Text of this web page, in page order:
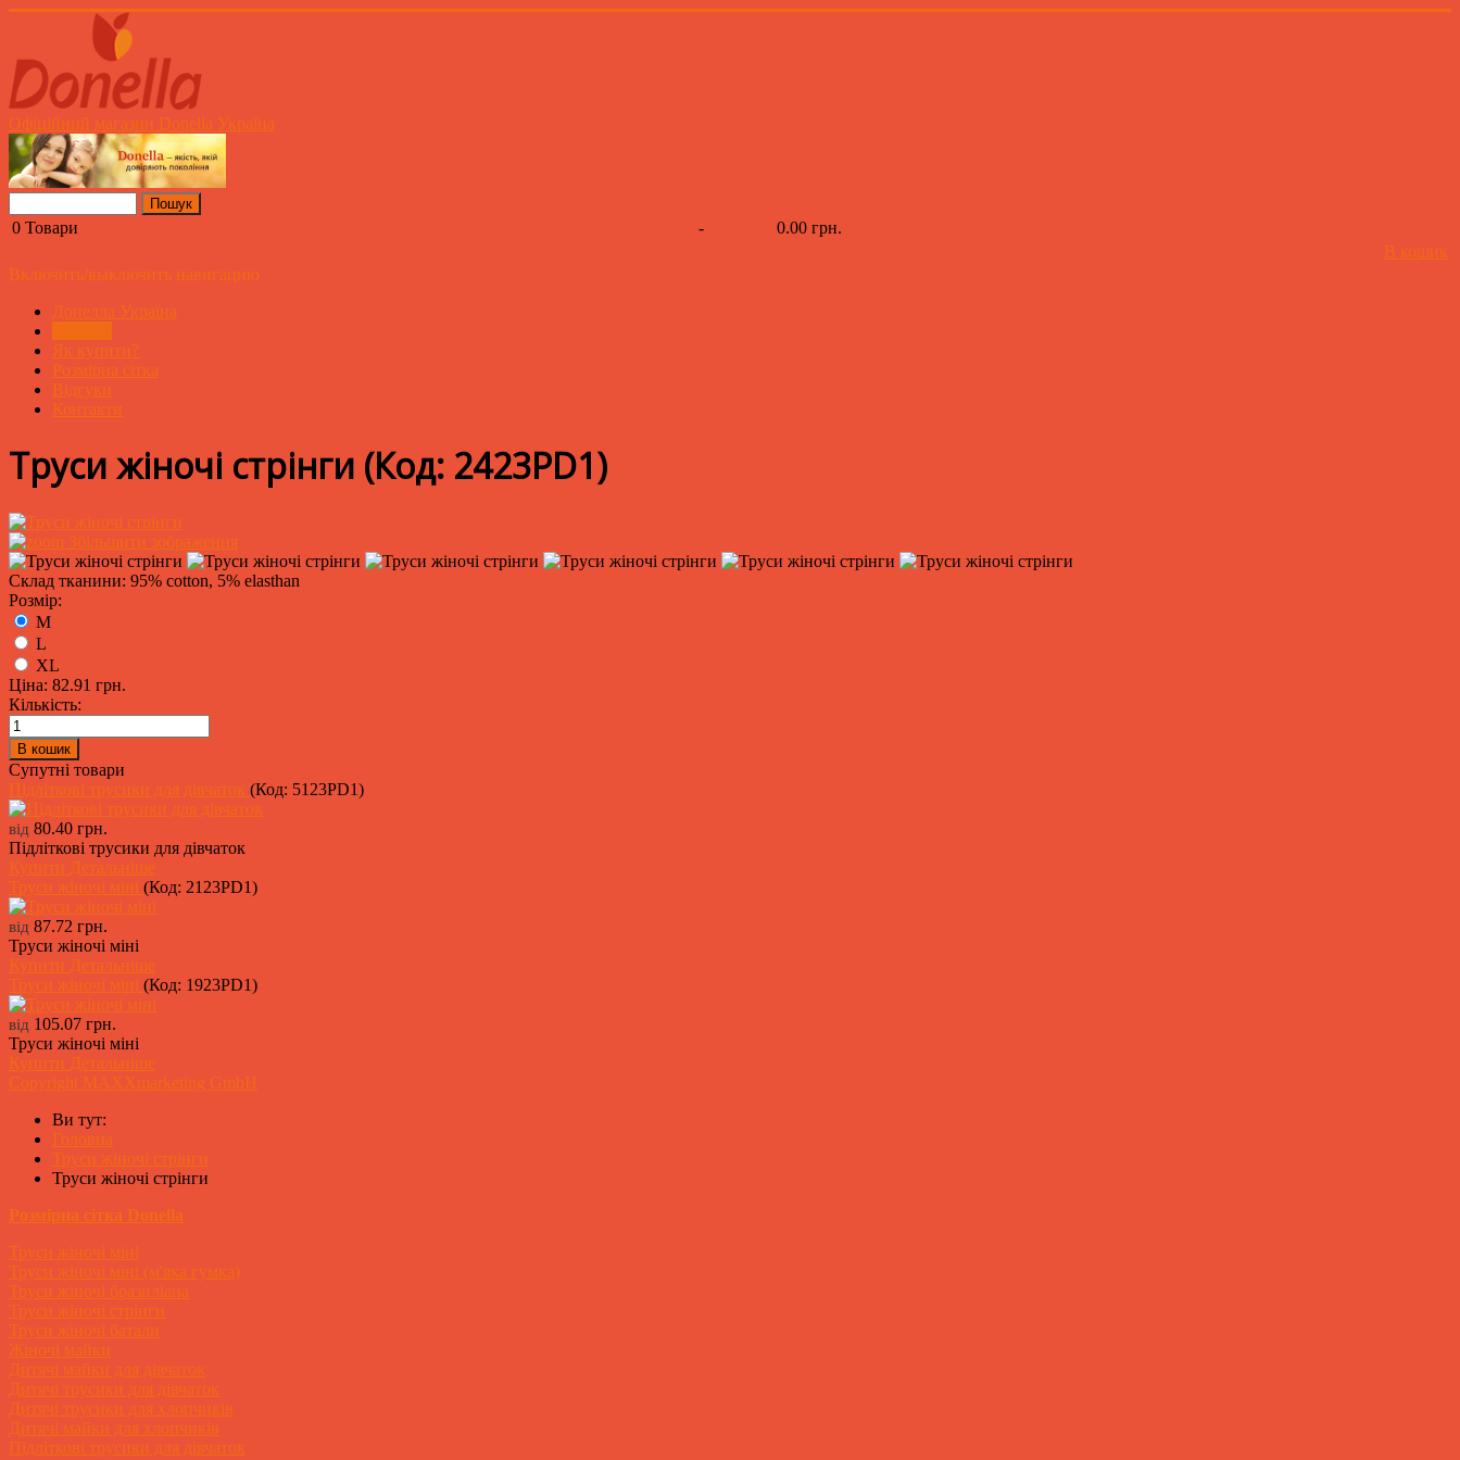
Офіційний магазин Donella Україна
0 Товари -
0.00 грн.
В кошик
Включить/выключить навигацию
Донелла Україна
Як купити?
Розмірна сітка
Відгуки
Контакти
Труси жіночі стрінги (Код: 2423PD1)
Збільшити зображення
Склад тканини: 95% cotton, 5% elasthan
Розмір:
M
L
XL
Ціна: 82.91 грн.
Кількість:
Супутні товари
Підліткові трусики для дівчаток (Код: 5123PD1)
від 80.40 грн.
Підліткові трусики для дівчаток
Купити Детальніше
Труси жіночі міні (Код: 2123PD1)
від 87.72 грн.
Труси жіночі міні
Купити Детальніше
Труси жіночі міні (Код: 1923PD1)
від 105.07 грн.
Труси жіночі міні
Купити Детальніше
Copyright MAXXmarketing GmbH
Ви тут:
Головна
Труси жіночі стрінги
Труси жіночі стрінги
Розмірна сітка Donella
Труси жіночі міні
Труси жіночі міні (м'яка гумка)
Труси жіночі бразиліана
Труси жіночі стрінги
Труси жіночі батали
Жіночі майки
Дитячі майки для дівчаток
Дитячі трусики для дівчаток
Дитячі трусики для хлопчиків
Дитячі майки для хлопчиків
Підліткові трусики для дівчаток